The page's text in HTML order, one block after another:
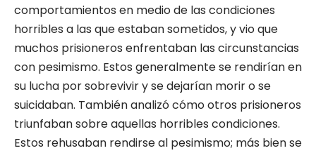
comportamientos en medio de las condiciones
horribles a las que estaban sometidos, y vio que
muchos prisioneros enfrentaban las circunstancias
con pesimismo. Estos generalmente se rendirían en
su lucha por sobrevivir y se dejarían morir o se
suicidaban. También analizó cómo otros prisioneros
triunfaban sobre aquellas horribles condiciones.
Estos rehusaban rendirse al pesimismo; más bien se